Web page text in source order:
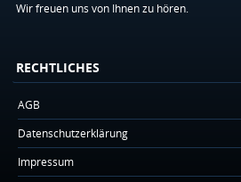
Wir freuen uns von Ihnen zu hören.
RECHTLICHES
AGB
Datenschutzerklärung
Impressum